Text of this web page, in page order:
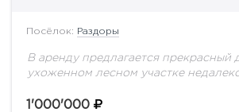
Посёлок: Раздоры
В аренду предлагается прекрасный
ухоженном лесном участке
котельная, зона отдыха: сауна,
1'000'000